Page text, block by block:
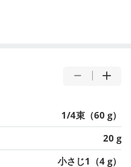
1/4束（60 g）
20 g
小さじ1（4 g）